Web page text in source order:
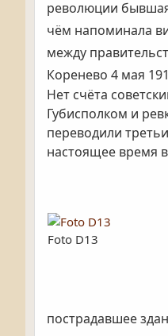
революции бывшая
чём напоминала
между
Коренево 4 мая
Нет счёта
Губисполком и
переводили
настоящее время
Foto D13
пострадавшее